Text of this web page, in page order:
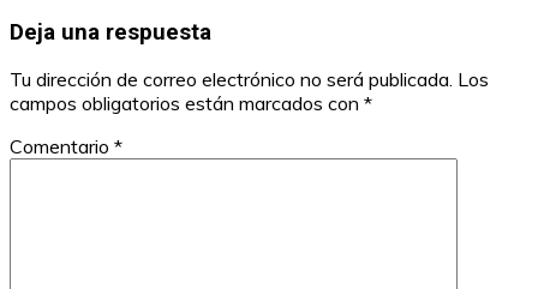
Deja una respuesta
Tu dirección de correo electrónico no será publicada. Los
campos obligatorios están marcados con *
Comentario *